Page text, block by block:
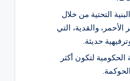
التحتية من خلال
والقدية، التي
حديثة.
لتكون أكثر